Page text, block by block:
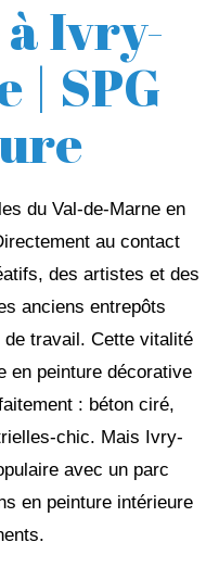
Ivry-
| SPG
du Val-de-Marne en
au contact
des artistes et des
anciens entrepôts
travail. Cette vitalité
en peinture décorative
: béton ciré,
chic. Mais Ivry-
avec un parc
en peinture intérieure